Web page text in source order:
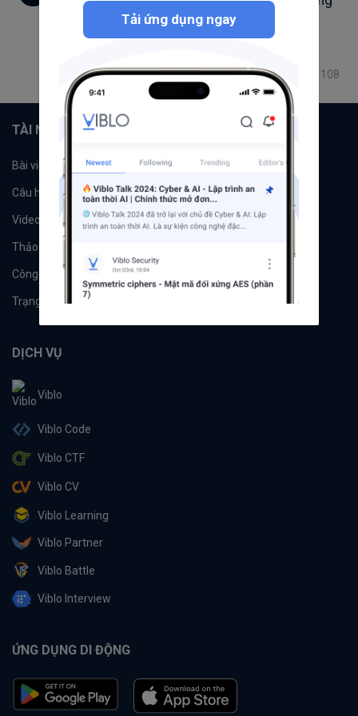
biểu đồ UML (Phần 1)
Abstract Class
Phân tích thiết kế
291.1K 115 1 108
TÀI NGUYÊN
Bài viết Tổ chức
Câu hỏi Tags
Videos Tác giả
Thảo luận
Công cụ
Trạng thái hệ thống
DỊCH VỤ
Viblo
Viblo Code
Viblo CTF
Viblo CV
Viblo Learning
Viblo Partner
Viblo Battle
Viblo Interview
ỨNG DỤNG DI ĐỘNG
Tải ứng dụng ngay